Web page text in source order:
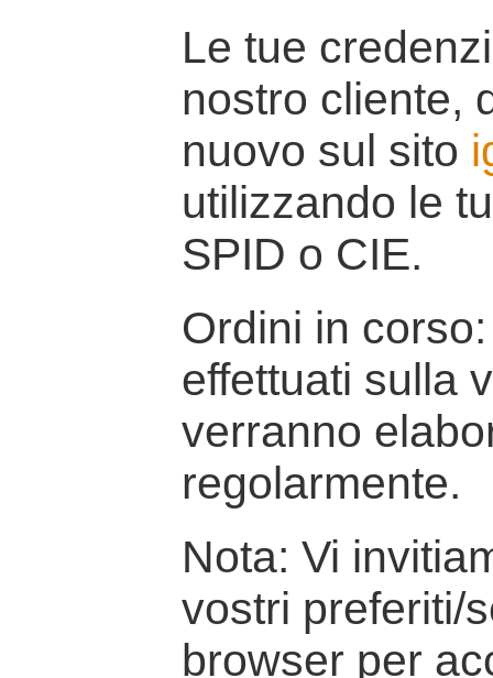
Le tue
nostro cliente,
nuovo sul sito
utilizzando le
SPID o CIE.
Ordini in
effettuati sulla
verranno
regolarmente.
Nota: Vi
vostri preferiti/
browser per